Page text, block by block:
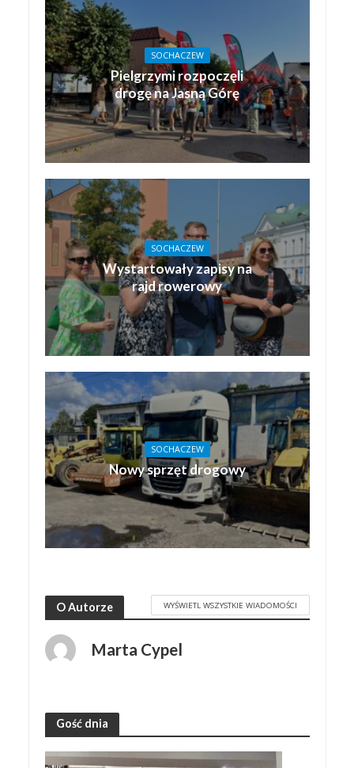
SOCHACZEW
Pielgrzymi rozpoczęli
drogę na Jasną Górę
SOCHACZEW
Wystartowały zapisy na
rajd rowerowy
SOCHACZEW
Nowy sprzęt drogowy
O Autorze WYŚWIETL WSZYSTKIE WIADOMOŚCI
Marta Cypel
Gość dnia